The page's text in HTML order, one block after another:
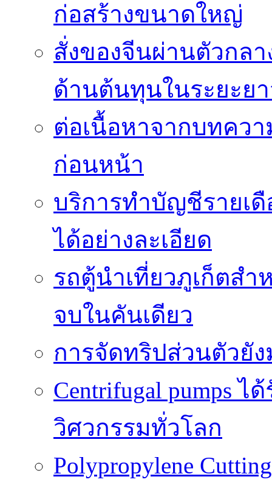
ก่อสร้างขนาดใหญ่
สั่งของจีนผ่านตัวกลา
ด้านต้นทุนในระยะย
ต่อเนื้อหาจากบทคว
ก่อนหน้า
บริการทำบัญชีรายเ
ได้อย่างละเอียด
รถตู้นำเที่ยวภูเก็ตสำ
จบในคันเดียว
การจัดทริปส่วนตัวยั
Centrifugal pumps
วิศวกรรมทั่วโลก
Polypropylene